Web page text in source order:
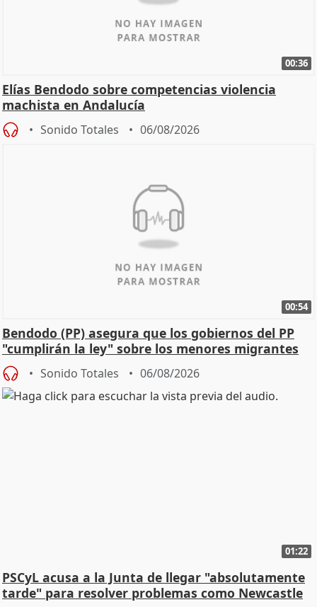
00:36
Elías Bendodo sobre competencias violencia
machista en Andalucía
Sonido Totales 06/08/2026
00:54
Bendodo (PP) asegura que los gobiernos del PP
"cumplirán la ley" sobre los menores migrantes
Sonido Totales 06/08/2026
01:22
PSCyL acusa a la Junta de llegar "absolutamente
tarde" para resolver problemas como Newcastle